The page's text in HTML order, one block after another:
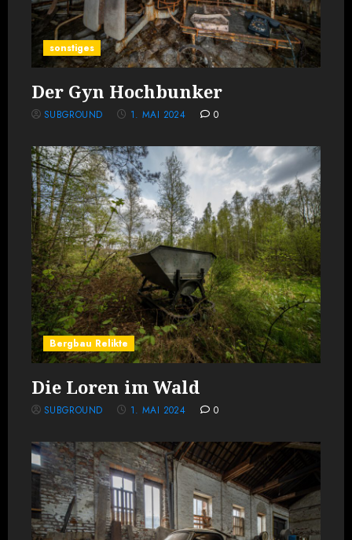
sonstiges
Der Gyn Hochbunker
SUBGROUND 1. MAI 2024 0
Bergbau Relikte
Die Loren im Wald
SUBGROUND 1. MAI 2024 0